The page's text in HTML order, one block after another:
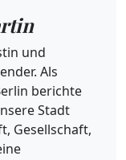
und
Als
berichte
Stadt
Gesellschaft,